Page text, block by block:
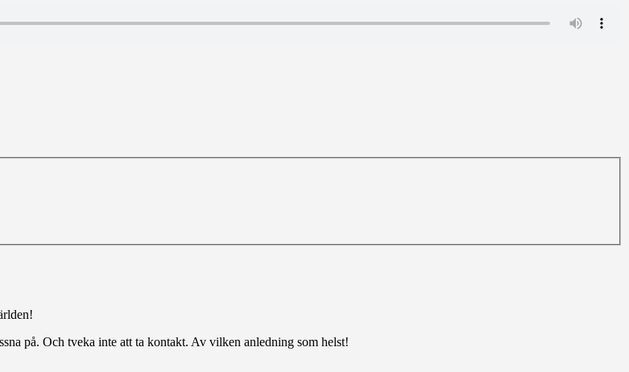
på. Och tveka inte att ta kontakt. Av vilken anledning som helst!